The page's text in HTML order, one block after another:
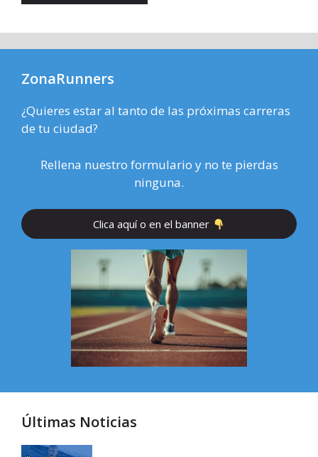
ZonaRunners
¿Quieres estar al tanto de las próximas carreras
de tu ciudad?
Rellena nuestro formulario y no te pierdas
ninguna.
Clica aquí o en el banner
Últimas Noticias